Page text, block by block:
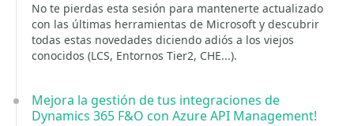
No te pierdas esta sesión para mantenerte actualizado
con las últimas herramientas de Microsoft y descubrir
todas estas novedades diciendo adiós a los viejos
conocidos (LCS, Entornos Tier2, CHE...).
Mejora la gestión de tus integraciones de
Dynamics 365 F&O con Azure API Management!